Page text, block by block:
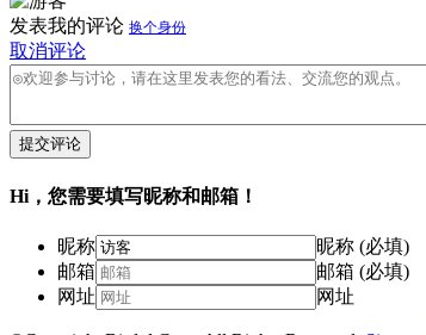
发表我的评论 换个身份
取消评论
提交评论
Hi，您需要填写昵称和邮箱！
昵称
昵称 (必填)
邮箱
邮箱 (必填)
网址
网址